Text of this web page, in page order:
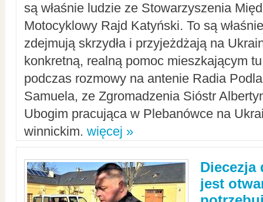
są właśnie ludzie ze Stowarzyszenia
Motocyklowy Rajd Katyński. To są
zdejmują skrzydła i przyjeżdżają na
konkretną, realną pomoc mieszkającym
podczas rozmowy na antenie Radia
Samuela, ze Zgromadzenia Sióstr
Ubogim pracująca w Plebanówce na
winnickim. więcej »
Diecezja
jest